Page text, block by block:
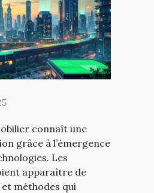
connaît une
grâce à l’émergence
Les
apparaître de
méthodes qui